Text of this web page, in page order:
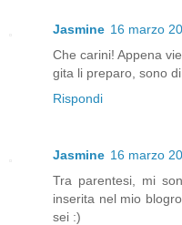
Jasmine 16 marzo
Che carini! Appena
gita li preparo, sono
Rispondi
Jasmine 16 marzo
Tra parentesi, mi
inserita nel mio
sei :)